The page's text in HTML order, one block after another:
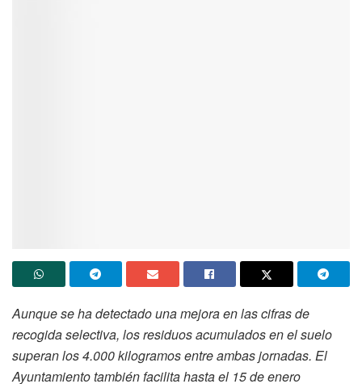
Aunque se ha detectado una mejora en las cifras de
recogida selectiva, los residuos acumulados en el suelo
superan los 4.000 kilogramos entre ambas jornadas. El
Ayuntamiento también facilita hasta el 15 de enero